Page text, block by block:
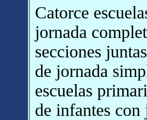
Catorce
jornada
secciones
de jornada
escuelas
de infantes